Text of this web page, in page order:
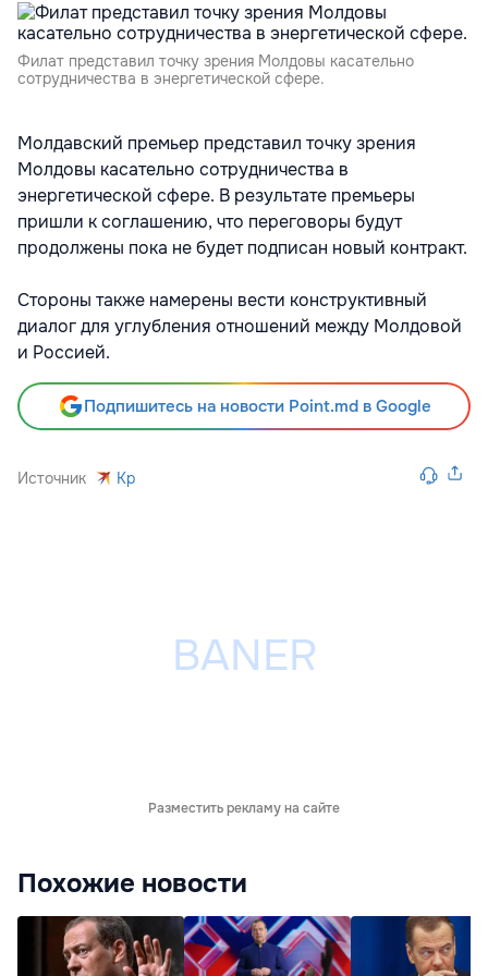
Филат представил точку зрения Молдовы касательно
сотрудничества в энергетической сфере.
Молдавский премьер представил точку зрения
Молдовы касательно сотрудничества в
энергетической сфере. В результате премьеры
пришли к соглашению, что переговоры будут
продолжены пока не будет подписан новый контракт.
Стороны также намерены вести конструктивный
диалог для углубления отношений между Молдовой
и Россией.
Подпишитесь на новости Point.md в Google
Источник Kp
Разместить рекламу на сайте
Похожие новости